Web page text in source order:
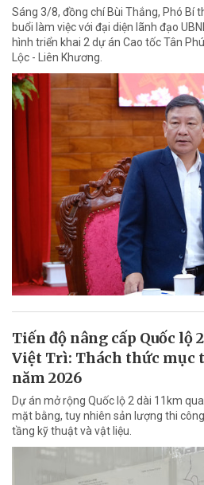
Sáng 3/8, đồng chí Bùi Thắng, Phó Bí
buổi làm việc với đại diện lãnh đạo
hình triển khai 2 dự án Cao tốc Tân
Lộc - Liên Khương.
Tiến độ nâng cấp Quốc lộ
Việt Trì: Thách thức mục
năm 2026
Dự án mở rộng Quốc lộ 2 dài 11km
mặt bằng, tuy nhiên sản lượng thi
tầng kỹ thuật và vật liệu.